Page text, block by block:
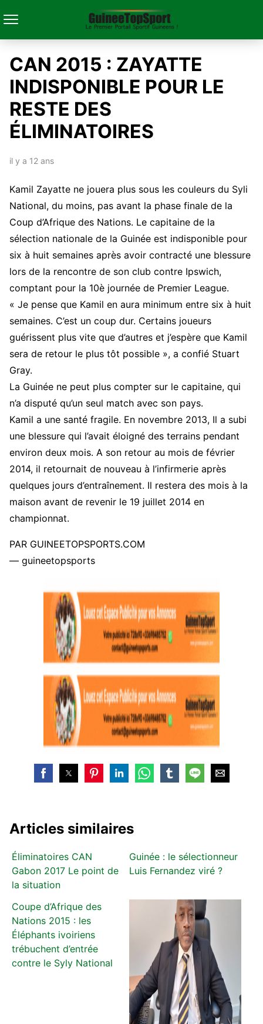
CAN 2015 : ZAYATTE
INDISPONIBLE POUR LE
RESTE DES
ÉLIMINATOIRES
il y a 12 ans
Kamil Zayatte ne jouera plus sous les couleurs du Syli
National, du moins, pas avant la phase finale de la
Coup d’Afrique des Nations. Le capitaine de la
sélection nationale de la Guinée est indisponible pour
six à huit semaines après avoir contracté une blessure
lors de la rencontre de son club contre Ipswich,
comptant pour la 10è journée de Premier League.
« Je pense que Kamil en aura minimum entre six à huit
semaines. C’est un coup dur. Certains joueurs
guérissent plus vite que d’autres et j’espère que Kamil
sera de retour le plus tôt possible », a confié Stuart
Gray.
La Guinée ne peut plus compter sur le capitaine, qui
n’a disputé qu’un seul match avec son pays.
Kamil a une santé fragile. En novembre 2013, Il a subi
une blessure qui l’avait éloigné des terrains pendant
environ deux mois. A son retour au mois de février
2014, il retournait de nouveau à l’infirmerie après
quelques jours d’entraînement. Il restera des mois à la
maison avant de revenir le 19 juillet 2014 en
championnat.
PAR GUINEETOPSPORTS.COM
— guineetopsports
Articles similaires
Éliminatoires CAN
Gabon 2017 Le point de
la situation
Guinée : le sélectionneur
Luis Fernandez viré ?
Coupe d’Afrique des
Nations 2015 : les
Éléphants ivoiriens
trébuchent d’entrée
contre le Syly National